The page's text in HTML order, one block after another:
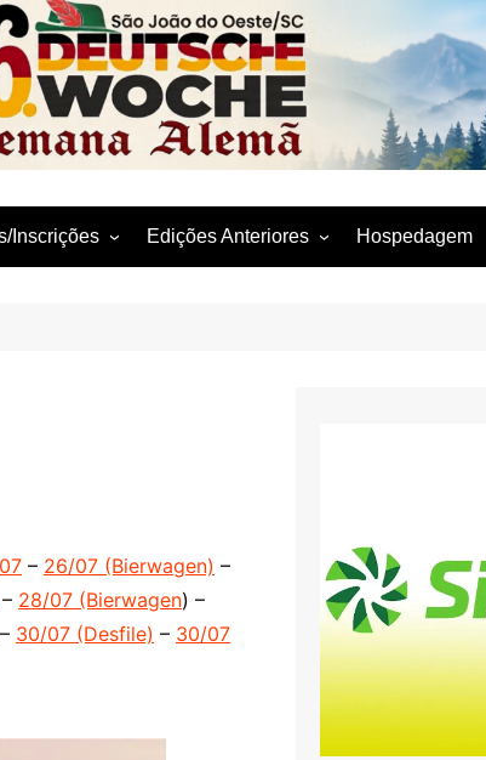
Deutsche Woche – Semana
Inscrições Edições Anteriores
2016–8. Deutsche Woche
2015–7. Deutsche Woche
2014–6. Deutsche Woche
2013–5. Deutsche Woche
Hospedagem
– 26/07 (Bierwagen) –
– 28/07 (Bierwagen) –
– 30/07 (Desfile) – 30/07